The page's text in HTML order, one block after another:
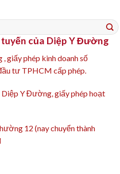
của Diệp Y Đường
giấy phép kinh doanh số
tư TPHCM cấp phép.
Diệp Y Đường, giấy phép hoạt
12 (nay chuyển thành